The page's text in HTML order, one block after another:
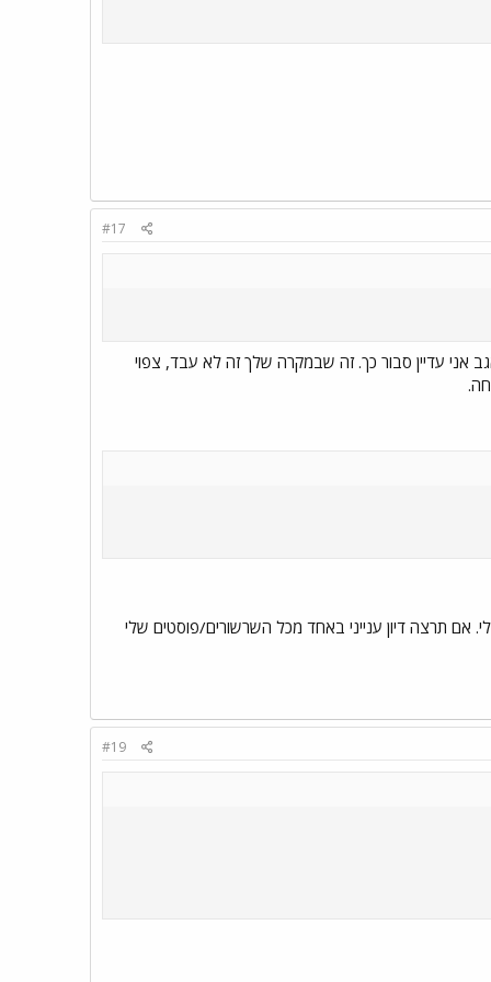
#17
אני עדיין סבור כך. זה שבמקרה שלך זה לא עבד, צפוי
תרצה דיון ענייני באחד מכל השרשורים/פוסטים שלי
#19